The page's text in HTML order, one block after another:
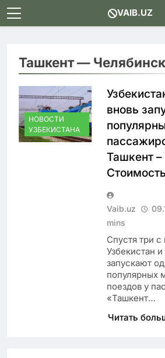
Skip
to
VAIB.UZ
Ташкент — Челябинск
НОВОСТИ
УЗБЕКИСТАНА
вновь
Ташкент
Vaib.uz
mins
Спустя три
Узбекистан
запускают
популярных
поездов у
«Ташкент…
Читать